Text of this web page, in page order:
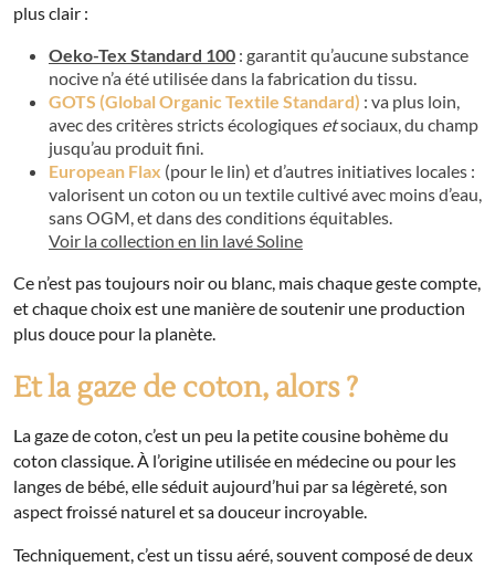
plus clair :
Oeko-Tex Standard 100 : garantit qu’aucune substance
nocive n’a été utilisée dans la fabrication du tissu.
GOTS (Global Organic Textile Standard) : va plus loin,
avec des critères stricts écologiques etsociaux, du champ
jusqu’au produit fini.
European Flax (pour le lin) et d’autres initiatives locales :
valorisent un coton ou un textile cultivé avec moins d’eau,
sans OGM, et dans des conditions équitables.
Voir la collection en lin lavé Soline
Ce n’est pas toujours noir ou blanc, mais chaque geste compte,
et chaque choix est une manière de soutenir une production
plus douce pour la planète.
Et la gaze de coton, alors ?
La gaze de coton, c’est un peu la petite cousine bohème du
coton classique. À l’origine utilisée en médecine ou pour les
langes de bébé, elle séduit aujourd’hui par sa légèreté, son
aspect froissé naturel et sa douceur incroyable.
Techniquement, c’est un tissu aéré, souvent composé de deux